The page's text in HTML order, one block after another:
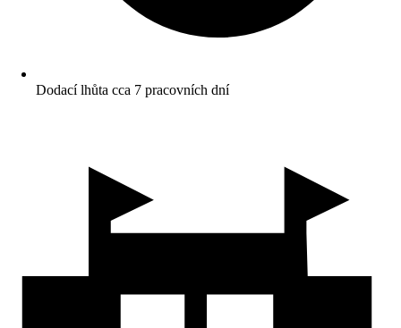
Dodací lhůta cca 7 pracovních dní